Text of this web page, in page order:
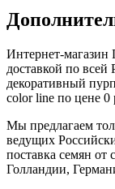
Интернет-магазин
доставкой по
декоративный
color line по цене 0
Мы предлагаем
ведущих
поставка семян
Голландии,